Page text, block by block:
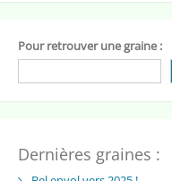
Pour retrouver une graine :
Dernières graines :